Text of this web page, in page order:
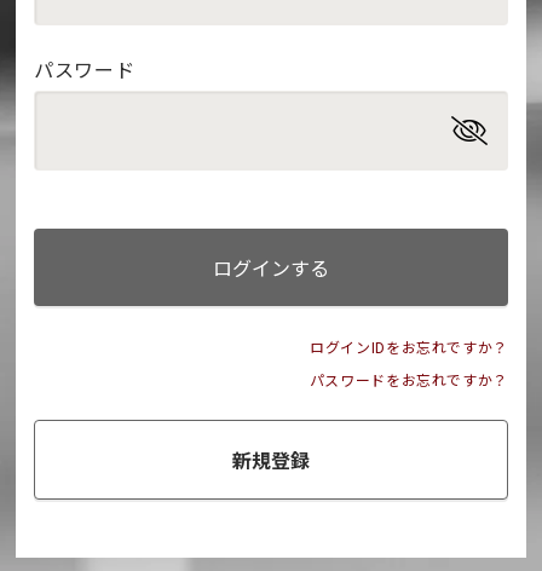
パスワード
ログインする
ログインIDをお忘れですか？
パスワードをお忘れですか？
新規登録